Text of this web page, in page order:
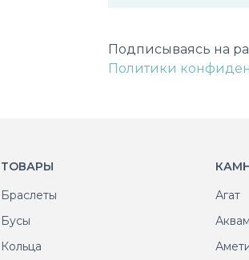
Подписываясь на
Политики
ТОВАРЫ
Браслеты
Бусы
Кольца
Агат